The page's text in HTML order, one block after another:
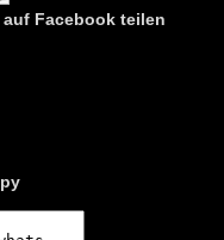
auf Facebook teilen